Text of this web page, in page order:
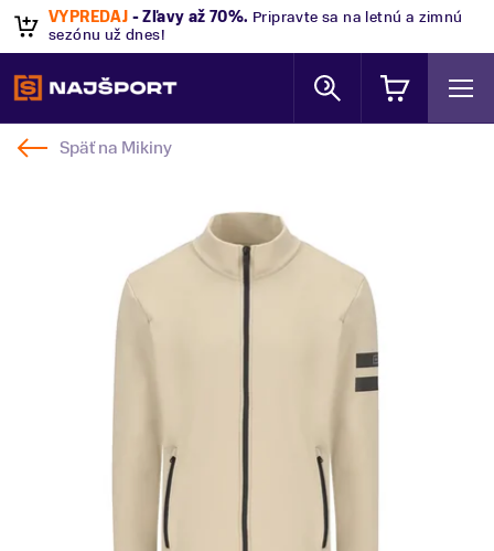
VÝPREDAJ - Zľavy až 70%. Pripravte sa na letnú a zimnú
sezónu už dnes!
Späť na Mikiny